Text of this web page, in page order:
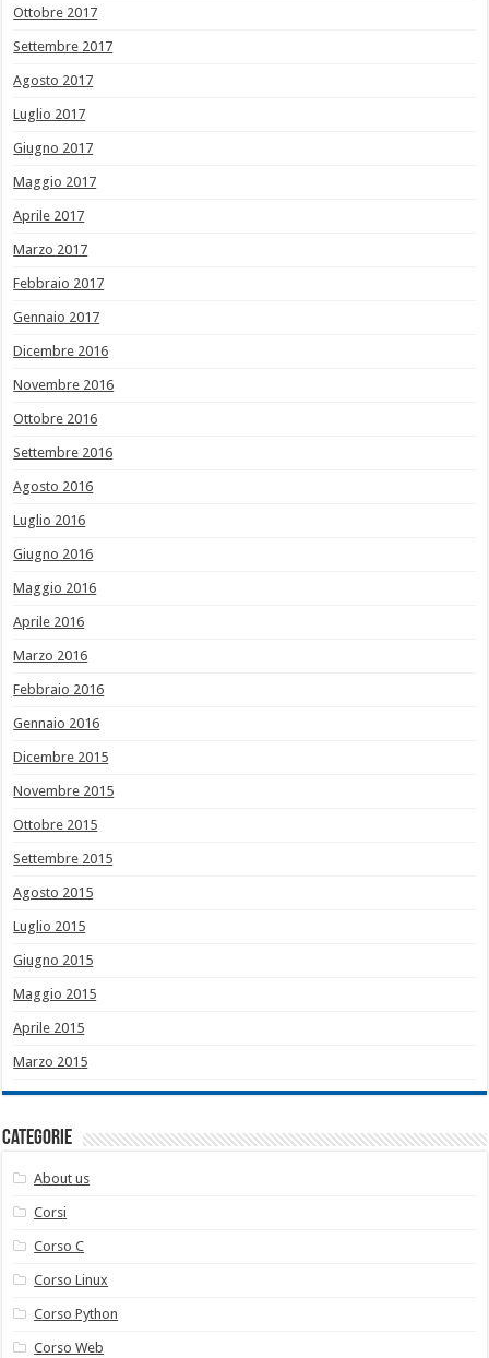
Ottobre 2017
Settembre 2017
Agosto 2017
Luglio 2017
Giugno 2017
Maggio 2017
Aprile 2017
Marzo 2017
Febbraio 2017
Gennaio 2017
Dicembre 2016
Novembre 2016
Ottobre 2016
Settembre 2016
Agosto 2016
Luglio 2016
Giugno 2016
Maggio 2016
Aprile 2016
Marzo 2016
Febbraio 2016
Gennaio 2016
Dicembre 2015
Novembre 2015
Ottobre 2015
Settembre 2015
Agosto 2015
Luglio 2015
Giugno 2015
Maggio 2015
Aprile 2015
Marzo 2015
Categorie
About us
Corsi
Corso C
Corso Linux
Corso Python
Corso Web